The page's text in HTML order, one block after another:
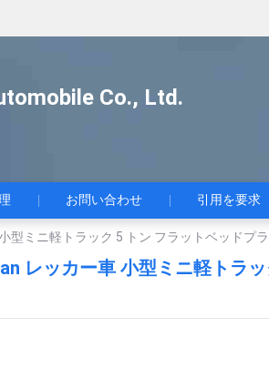
Co., Ltd.
お問い合わせ 引用を要求
型ミニ軽トラック 5 トン フラットベッドプ
レッカー車 小型ミニ軽トラ